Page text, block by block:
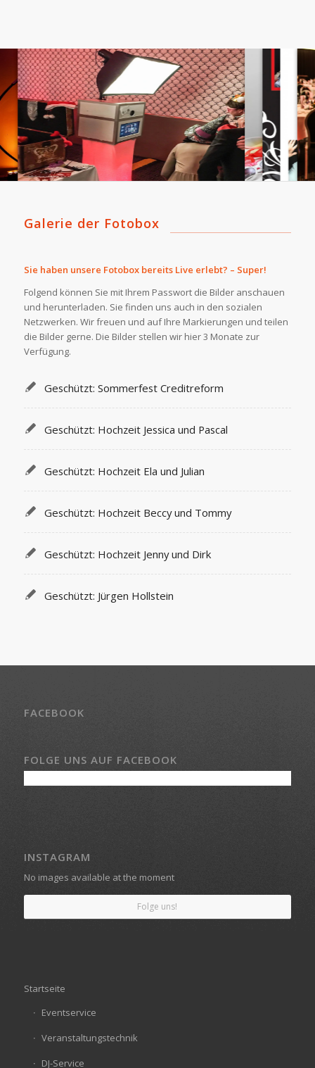
Galerie der Fotobox
Sie haben unsere Fotobox bereits Live erlebt? – Super!
Folgend können Sie mit Ihrem Passwort die Bilder anschauen
und herunterladen. Sie finden uns auch in den sozialen
Netzwerken. Wir freuen und auf Ihre Markierungen und teilen
die Bilder gerne. Die Bilder stellen wir hier 3 Monate zur
Verfügung.
Geschützt: Sommerfest Creditreform
Geschützt: Hochzeit Jessica und Pascal
Geschützt: Hochzeit Ela und Julian
Geschützt: Hochzeit Beccy und Tommy
Geschützt: Hochzeit Jenny und Dirk
Geschützt: Jürgen Hollstein
FACEBOOK
FOLGE UNS AUF FACEBOOK
INSTAGRAM
No images available at the moment
Folge uns!
Startseite
Eventservice
Veranstaltungstechnik
DJ-Service